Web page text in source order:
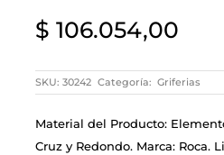
$ 106.054,00
SKU: 30242 Categoría: Griferias
Material del Producto:
Cruz y Redondo. Marca: Roca.